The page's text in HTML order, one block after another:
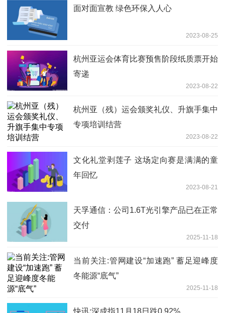
面对面宣教 绿色环保入人心
2023-08-25
杭州亚运会体育比赛预售阶段纸质票开始
寄递
2023-08-22
杭州亚（残）运会颁奖礼仪、升旗手集中
专项培训结营
2023-08-22
文化礼堂剥莲子 这场定向赛是满满的童
年回忆
2023-08-21
天孚通信：公司1.6T光引擎产品已在正常
交付
2025-11-18
当前关注:管网建设“加速跑” 蓄足迎峰度
冬能源“底气”
2025-11-18